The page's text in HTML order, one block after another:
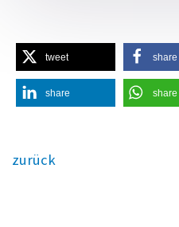
tweet share
share share
zurück